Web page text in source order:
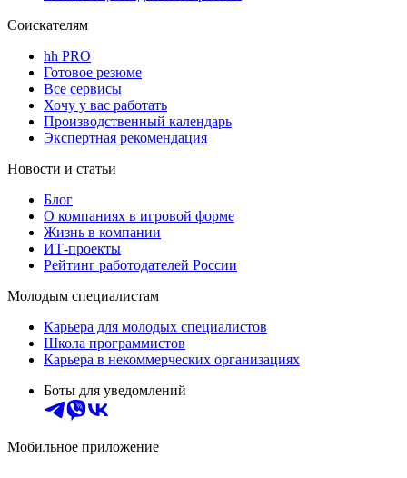
Соискателям
hh PRO
Готовое резюме
Все сервисы
Хочу у вас работать
Производственный календарь
Экспертная рекомендация
Новости и статьи
Блог
О компаниях в игровой форме
Жизнь в компании
ИТ-проекты
Рейтинг работодателей России
Молодым специалистам
Карьера для молодых специалистов
Школа программистов
Карьера в некоммерческих организациях
Боты для уведомлений
Мобильное приложение